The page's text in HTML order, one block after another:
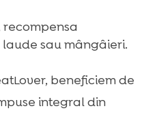
recompensa
sau mângâieri.
beneficiem de
integral din